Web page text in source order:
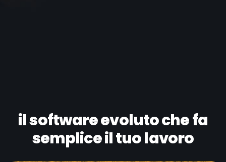
il software evoluto che fa
semplice il tuo lavoro